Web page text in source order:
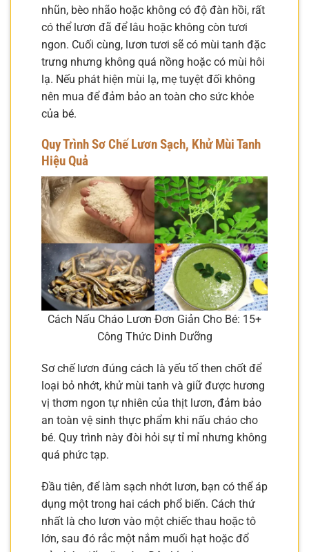
nhũn, bèo nhão hoặc không có độ đàn hồi, rất
có thể lươn đã để lâu hoặc không còn tươi
ngon. Cuối cùng, lươn tươi sẽ có mùi tanh đặc
trưng nhưng không quá nồng hoặc có mùi hôi
lạ. Nếu phát hiện mùi lạ, mẹ tuyệt đối không
nên mua để đảm bảo an toàn cho sức khỏe
của bé.
Quy Trình Sơ Chế Lươn Sạch, Khử Mùi Tanh
Hiệu Quả
Cách Nấu Cháo Lươn Đơn Giản Cho Bé: 15+
Công Thức Dinh Dưỡng
Sơ chế lươn đúng cách là yếu tố then chốt để
loại bỏ nhớt, khử mùi tanh và giữ được hương
vị thơm ngon tự nhiên của thịt lươn, đảm bảo
an toàn vệ sinh thực phẩm khi nấu cháo cho
bé. Quy trình này đòi hỏi sự tỉ mỉ nhưng không
quá phức tạp.
Đầu tiên, để làm sạch nhớt lươn, bạn có thể áp
dụng một trong hai cách phổ biến. Cách thứ
nhất là cho lươn vào một chiếc thau hoặc tô
lớn, sau đó rắc một nắm muối hạt hoặc đổ